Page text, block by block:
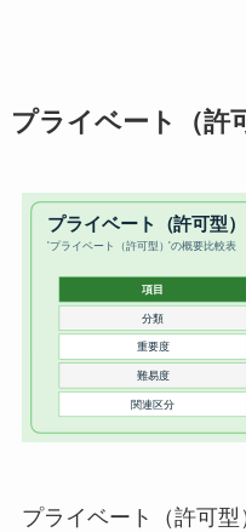
プライベート（許
プライベート（許可